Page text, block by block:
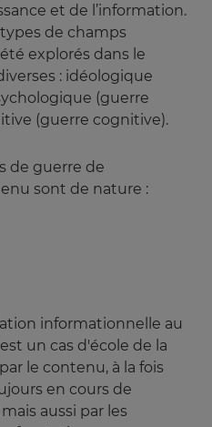
et de l’information.
de champs
explorés dans le
: idéologique
(guerre
(guerre cognitive).
de guerre de
sont de nature :
informationnelle au
est un cas d'école de la
le contenu, à la fois
en cours de
aussi par les